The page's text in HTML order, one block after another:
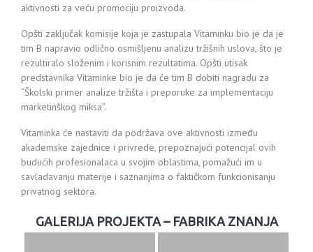
aktivnosti za veću promociju proizvoda.
Opšti zaključak komisije koja je zastupala Vitaminku bio je da je
tim B napravio odlično osmišljenu analizu tržišnih uslova, što je
rezultiralo složenim i korisnim rezultatima. Opšti utisak
predstavnika Vitaminke bio je da će tim B dobiti nagradu za
“Školski primer analize tržišta i preporuke za implementaciju
marketinškog miksa”.
Vitaminka će nastaviti da podržava ove aktivnosti između
akademske zajednice i privrede, prepoznajući potencijal ovih
budućih profesionalaca u svojim oblastima, pomažući im u
savladavanju materije i saznanjima o faktičkom funkcionisanju
privatnog sektora.
GALERIJA PROJEKTA – FABRIKA ZNANJA